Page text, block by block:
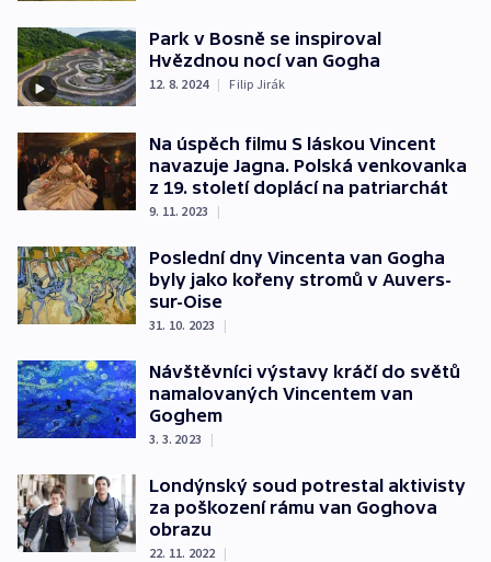
Park v Bosně se inspiroval
Hvězdnou nocí van Gogha
12. 8. 2024 | Filip Jirák
Na úspěch filmu S láskou Vincent
navazuje Jagna. Polská venkovanka
z 19. století doplácí na patriarchát
9. 11. 2023 |
Poslední dny Vincenta van Gogha
byly jako kořeny stromů v Auvers-
sur-Oise
31. 10. 2023 |
Návštěvníci výstavy kráčí do světů
namalovaných Vincentem van
Goghem
3. 3. 2023 |
Londýnský soud potrestal aktivisty
za poškození rámu van Goghova
obrazu
22. 11. 2022 |